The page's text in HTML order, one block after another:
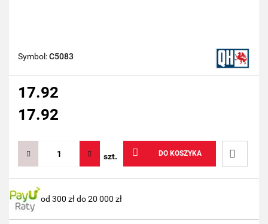
Symbol:C5083
17.92
17.92
szt. DO KOSZYKA
Do
od 300 zł do 20 000 zł